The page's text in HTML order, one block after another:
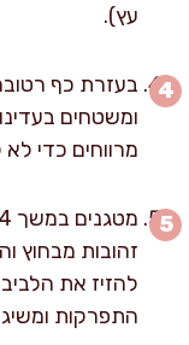
עץ).
בעזרת כף
מרווחים כדי
זהובות מבחוץ
התפרקות